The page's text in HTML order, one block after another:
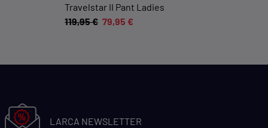
Datenschutzerklärung
Travelstar II Pant Ladies
119,95 € 79,95 €
LARCA NEWSLETTER